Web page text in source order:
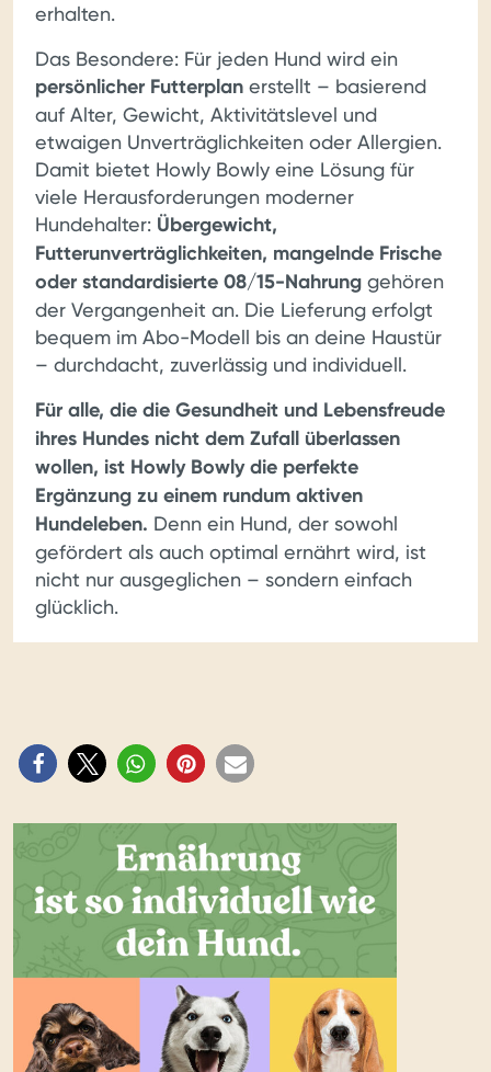
erhalten.
Das Besondere: Für jeden Hund wird ein
persönlicher Futterplan erstellt – basierend
auf Alter, Gewicht, Aktivitätslevel und
etwaigen Unverträglichkeiten oder Allergien.
Damit bietet Howly Bowly eine Lösung für
viele Herausforderungen moderner
Hundehalter: Übergewicht,
Futterunverträglichkeiten, mangelnde Frische
oder standardisierte 08/15-Nahrung gehören
der Vergangenheit an. Die Lieferung erfolgt
bequem im Abo-Modell bis an deine Haustür
– durchdacht, zuverlässig und individuell.
Für alle, die die Gesundheit und Lebensfreude
ihres Hundes nicht dem Zufall überlassen
wollen, ist Howly Bowly die perfekte
Ergänzung zu einem rundum aktiven
Hundeleben. Denn ein Hund, der sowohl
gefördert als auch optimal ernährt wird, ist
nicht nur ausgeglichen – sondern einfach
glücklich.